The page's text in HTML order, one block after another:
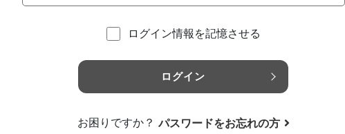
ログイン情報を記憶させる
ログイン
お困りですか？ パスワードをお忘れの方